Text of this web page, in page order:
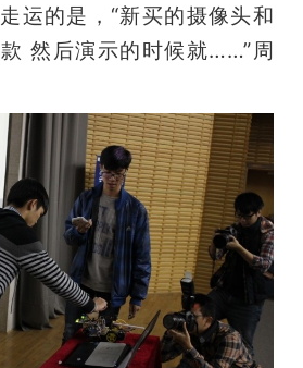
运的是，“新买的摄像头和
然后演示的时候就……”周